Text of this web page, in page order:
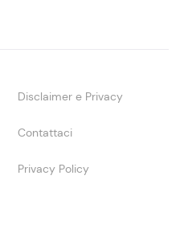
Disclaimer e Privacy
Contattaci
Privacy Policy